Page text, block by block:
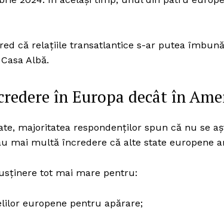
ROMÂNIA
că relațiile transatlantice s-ar putea
Albă.
în Europa decât în
majoritatea respondenților spun că nu se
mai multă încredere că alte state europene
tot mai mare pentru:
europene pentru apărare;